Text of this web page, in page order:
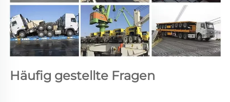
Häufig gestellte Fragen